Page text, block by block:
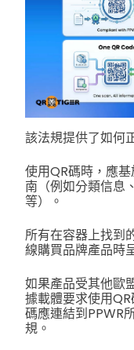
該法規提供了如何
使用QR碼時，應
南（例如分類信息
等）。
所有在容器上找到
線購買品牌產品時
如果產品受其他歐
據載體要求使用
碼應連結到PPWR
規。